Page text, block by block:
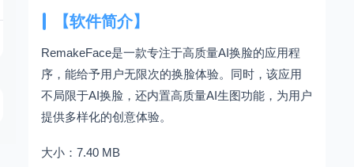
【软件简介】
RemakeFace是一款专注于高质量AI换脸的应用程
序，能给予用户无限次的换脸体验。同时，该应用
不局限于AI换脸，还内置高质量AI生图功能，为用户
提供多样化的创意体验。
大小：7.40 MB